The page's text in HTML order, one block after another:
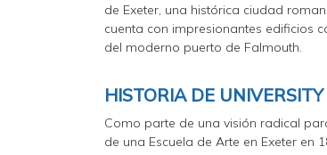
de Exeter, una histórica ciudad
cuenta con impresionantes edificios
del moderno puerto de Falmouth.
HISTORIA DE
Como parte de una visión radical
de una Escuela de Arte en Exeter en